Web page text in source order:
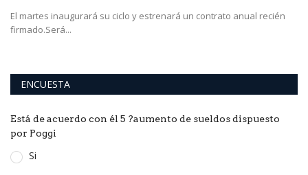
El martes inaugurará su ciclo y estrenará un contrato anual recién
firmado.Será...
ENCUESTA
Está de acuerdo con él 5 ?aumento de sueldos dispuesto
por Poggi
Si